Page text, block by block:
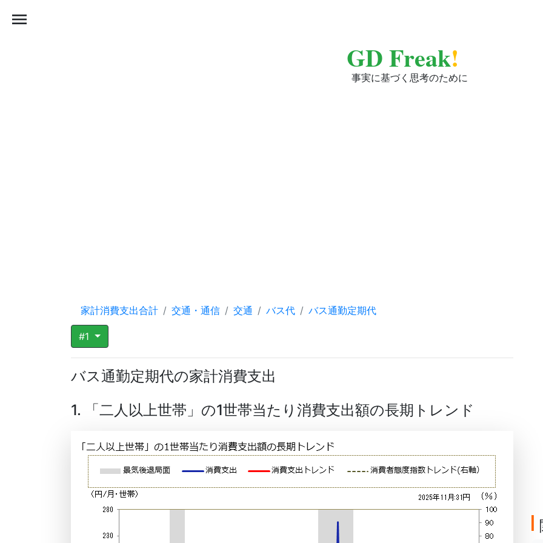
GD Freak!
事実に基づく思考のために
menu
家計消費支出合計 交通・通信 交通 バス代 バス通勤定期代
#1
バス通勤定期代の家計消費支出
1. 「二人以上世帯」の1世帯当たり消費支出額の長期トレンド